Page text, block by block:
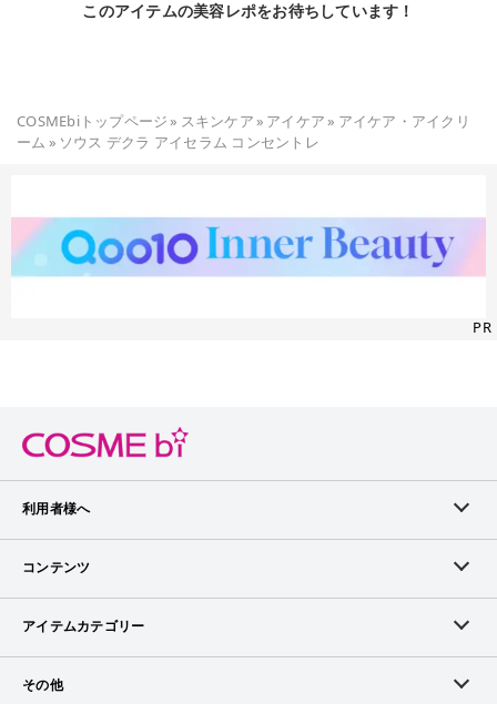
このアイテムの美容レポをお待ちしています！
COSMEbiトップページ» スキンケア» アイケア» アイケア・アイクリ
ーム » ソウス デクラ アイセラム コンセントレ
PR
利用者様へ
メンバーログイン
メンバー会員について
コンテンツ
ランキング
アイテムカテゴリー
スキンケア
その他